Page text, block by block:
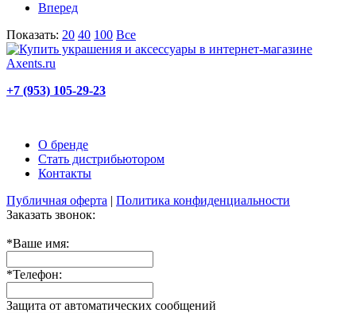
Вперед
Показать: 20 40 100 Все
+7 (953) 105-29-23
О бренде
Стать дистрибьютором
Контакты
Публичная оферта | Политика конфиденциальности
Заказать звонок:
*Ваше имя:
*Телефон:
Защита от автоматических сообщений